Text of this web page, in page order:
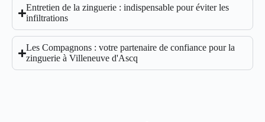
Entretien de la zinguerie : indispensable pour éviter les
infiltrations
Les Compagnons : votre partenaire de confiance pour la
zinguerie à Villeneuve d'Ascq